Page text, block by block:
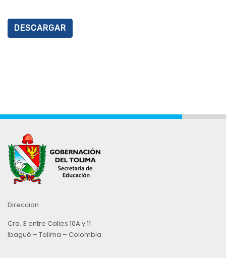
DESCARGAR
Direccion
Cra. 3 entre Calles 10A y 11
Ibagué – Tolima – Colombia